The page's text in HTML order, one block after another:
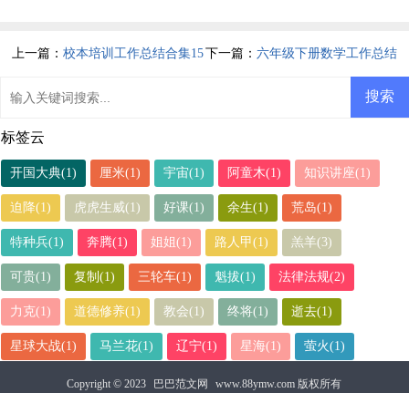
上一篇：校本培训工作总结合集15下一篇： 六年级下册数学工作总结
标签云
开国大典(1) 厘米(1) 宇宙(1) 阿童木(1) 知识讲座(1)
迫降(1) 虎虎生威(1) 好课(1) 余生(1) 荒岛(1)
特种兵(1) 奔腾(1) 姐姐(1) 路人甲(1) 羔羊(3)
可贵(1) 复制(1) 三轮车(1) 魁拔(1) 法律法规(2)
力克(1) 道德修养(1) 教会(1) 终将(1) 逝去(1)
星球大战(1) 马兰花(1) 辽宁(1) 星海(1) 萤火(1)
Copyright © 2023 巴巴范文网 www.88ymw.com 版权所有